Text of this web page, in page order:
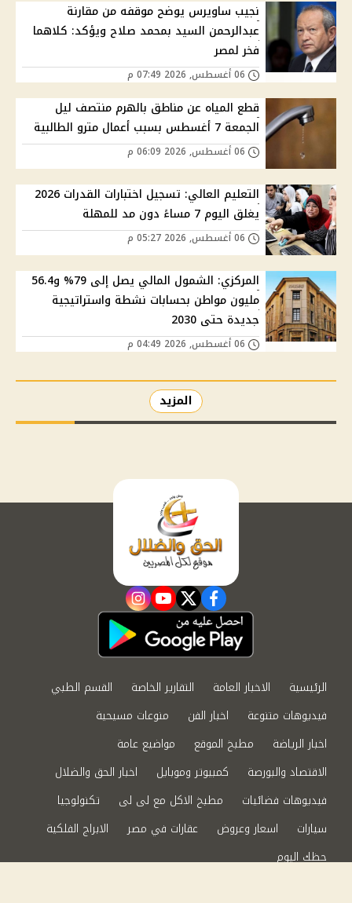
نجيب ساويرس يوضح موقفه من مقارنة
عبدالرحمن السيد بمحمد صلاح ويؤكد: كلاهما
فخر لمصر
قطع المياه عن مناطق بالهرم منتصف ليل
الجمعة 7 أغسطس بسبب أعمال مترو الطالبية
التعليم العالي: تسجيل اختبارات القدرات 2026
يغلق اليوم 7 مساءً دون مد للمهلة
المركزي: الشمول المالي يصل إلى 79% و56.4
مليون مواطن بحسابات نشطة واستراتيجية
جديدة حتى 2030
المزيد
facebook
twitter
youtube
instagram
الرئيسية الاخبار العامة التقارير الخاصة
القسم الطبي
فيديوهات متنوعة
اخبار الفن
منوعات مسيحية
اخبار الرياضة
مطبخ الموقع
مواضيع عامة
الاقتصاد والبورصة
كمبيوتر وموبايل
اخبار الحق والضلال
فيديوهات فضائيات
مطبخ الاكل مع لى لى
تكنولوجيا
سيارات
اسعار وعروض عقارات في مصر
الابراج الفلكية
حظك اليوم